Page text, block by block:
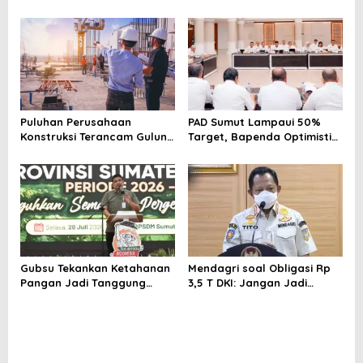
TP2DD: Akselerasi Digitalisasi
Sistem Pembayaran untuk
Peningkatan PDRD di
Sumatera
Puluhan Perusahaan
Konstruksi Terancam Gulung
PAD Sumut Lampaui 50%
Target, Bapenda Optimistis
Gubsu Tekankan Ketahanan
Pangan Jadi Tanggung
Mendagri soal Obligasi Rp
3,5 T DKI: Jangan Jadi